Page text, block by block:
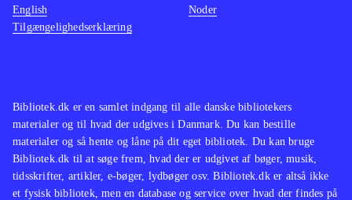
Bibliotek.dk er en samlet indgang til alle danske bibliotekers
materialer og til hvad der udgives i Danmark. Du kan bestille
materialer og så hente og låne på dit eget bibliotek. Du kan bruge
Bibliotek.dk til at søge frem, hvad der er udgivet af bøger, musik,
tidsskrifter, artikler, e-bøger, lydbøger osv. Bibliotek.dk er altså ikke
et fysisk bibliotek, men en database og service over hvad der findes på
English
Tilgængelighedserklæring
Noder